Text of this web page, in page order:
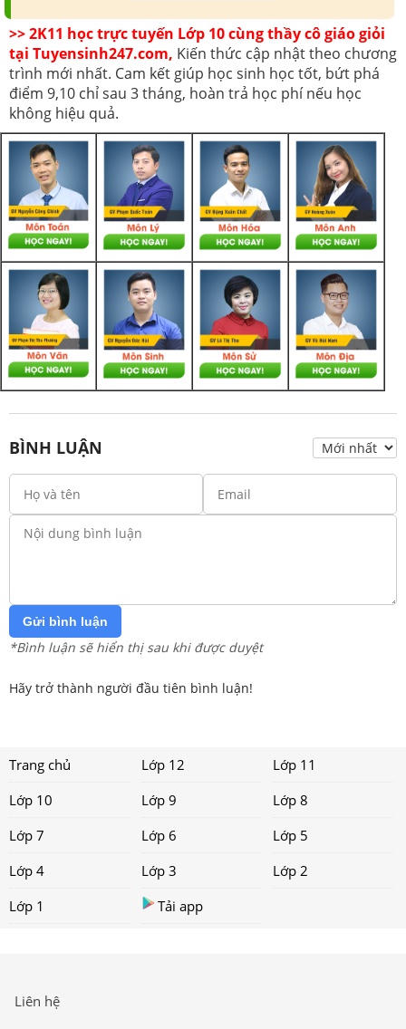
>> 2K11 học trực tuyến Lớp 10 cùng thầy cô giáo giỏi
tại Tuyensinh247.com, Kiến thức cập nhật theo chương
trình mới nhất. Cam kết giúp học sinh học tốt, bứt phá
điểm 9,10 chỉ sau 3 tháng, hoàn trả học phí nếu học
không hiệu quả.
BÌNH LUẬN
Gửi bình luận
*Bình luận sẽ hiển thị sau khi được duyệt
Hãy trở thành người đầu tiên bình luận!
Trang chủ Lớp 12
Lớp 11
Lớp 10
Lớp 9
Lớp 8
Lớp 7
Lớp 6
Lớp 5
Lớp 4
Lớp 3
Lớp 2
Lớp 1
Tải app
Liên hệ